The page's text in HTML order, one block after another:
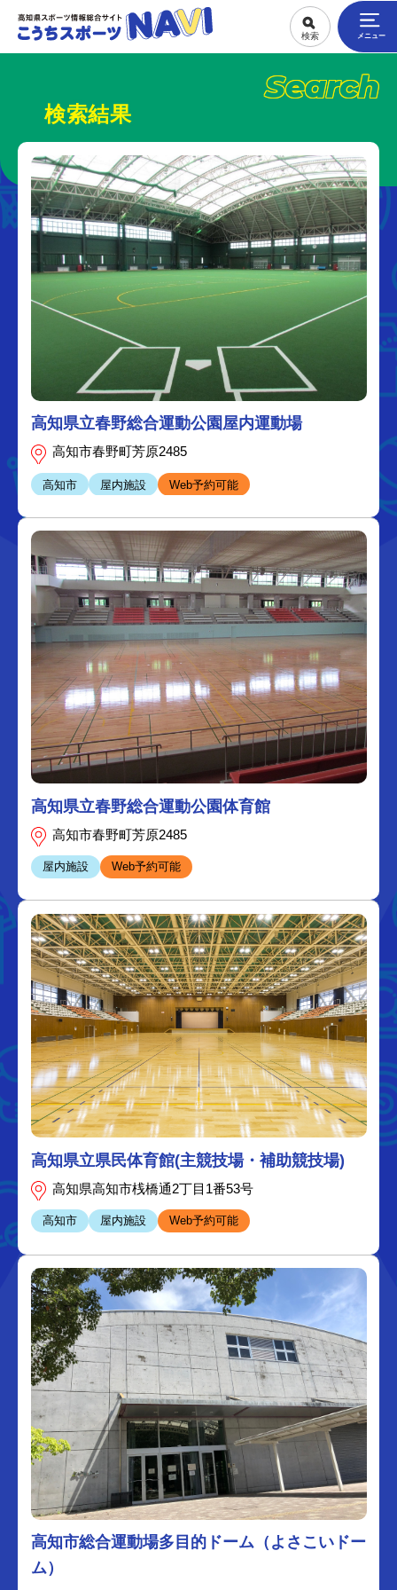
Search
検索結果
高知県立春野総合運動公園屋内運動場
高知市春野町芳原2485
高知市 屋内施設 Web予約可能
高知県立春野総合運動公園体育館
高知市春野町芳原2485
屋内施設 Web予約可能
高知県立県民体育館(主競技場・補助競技場)
高知県高知市桟橋通2丁目1番53号
高知市 屋内施設 Web予約可能
高知市総合運動場多目的ドーム（よさこいドー
ム）